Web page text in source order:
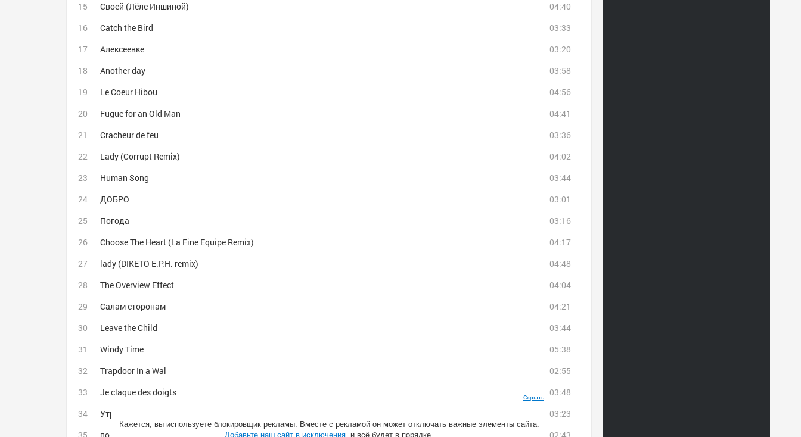
Своей (Лёле Иншиной)
04:40
Catch the Bird
03:33
Алексеевке
03:20
Another day
03:58
Le Coeur Hibou
04:56
Fugue for an Old Man
04:41
Cracheur de feu
03:36
Lady (Corrupt Remix)
04:02
Human Song
03:44
ДОБРО
03:01
Погода
03:16
Choose The Heart (La Fine Equipe Remix)
04:17
lady (DIKETO E.P.H. remix)
04:48
The Overview Effect
04:04
Салам сторонам
04:21
Leave the Child
03:44
Windy Time
05:38
Trapdoor In a Wal
02:55
Je claque des doigts
03:48
Утро
03:23
Кажется, вы используете блокировщик рекламы. Вместе с рекламой он может отключать важные элементы сайта.
Добавьте наш сайт в исключения , и всё будет в порядке.
Скрыть